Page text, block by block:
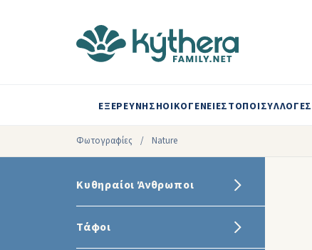
ΕΞΕΡΕΥΝΗΣΗΟΙΚΟΓΕΝΕΙΕΣΤΟΠΟΙΣΥΛΛΟΓΕΣ
Φωτογραφίες / Nature
Κυθηραίοι Άνθρωποι
Τάφοι